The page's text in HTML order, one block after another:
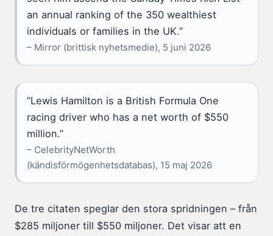
an annual ranking of the 350 wealthiest
individuals or families in the UK.”
– Mirror (brittisk nyhetsmedie), 5 juni 2026
”Lewis Hamilton is a British Formula One
racing driver who has a net worth of $550
million.”
– CelebrityNetWorth
(kändisförmögenhetsdatabas), 15 maj 2026
De tre citaten speglar den stora spridningen – från
$285 miljoner till $550 miljoner. Det visar att en